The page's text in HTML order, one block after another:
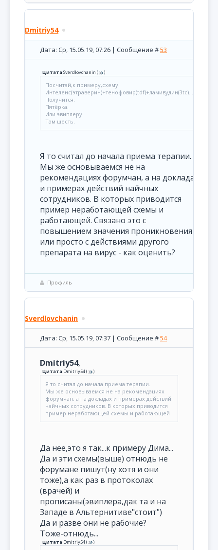
Dmitriy54
Дата: Ср, 15.05.19, 07:26 | Сообщение #53
ЦитатаSverdlovchanin ( )
Посчитай,к примеру,схему:
Интеленс(этраверин)+тенофовир(tdf)+ламивудин(3tc)...
Получится:
Пятёрка.
Или эвиплеру.
Там шесть.
Я то считал до начала приема терапии.
Мы же основываемся не на
рекомендациях форумчан, а на докладах
и примерах действий найчных
сотрудников. В которых приводится
пример неработающей схемы и
работающей. Связано это с
повышением значения проникновения
или просто с действиями другого
препарата на вирус - как оценить?
Профиль
Sverdlovchanin
Дата: Ср, 15.05.19, 07:37 | Сообщение #54
Dmitriy54,
Цитата Dmitriy54( )
Я то считал до начала приема терапии.
Мы же основываемся не на рекомендациях
форумчан, а на докладах и примерах действий
найчных сотрудников. В которых приводится
пример неработающей схемы и работающей
Да нее,это я так...к примеру Дима...
Да и эти схемы(выше) отнюдь не
форумане пишут(ну хотя и они
тоже),а как раз в протоколах
(врачей) и
прописаны(эвиплера,дак та и на
Западе в Альтернитиве"стоит")
Да и разве они не рабочие?
Тоже-отнюдь...
Цитата Dmitriy54( )